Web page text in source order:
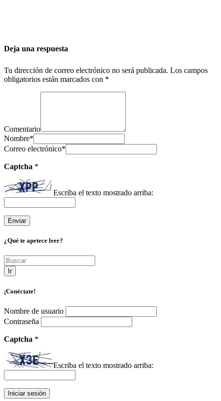
Deja una respuesta
Tu dirección de correo electrónico no será publicada. Los campos
obligatorios están marcados con *
Comentario
Nombre*
Correo electrónico*
Captcha *
Escriba el texto mostrado arriba:
¿Qué te apetece leer?
Ir
¡Conéctate!
Nombre de usuario
Contraseña
Captcha *
Escriba el texto mostrado arriba: